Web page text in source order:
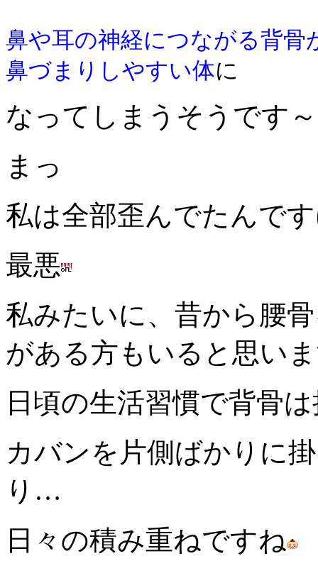
鼻や耳の神経につながる背
鼻づまりしやすい体に
なってしまうそうです～
まっ
私は全部歪んでたんで
最悪
私みたいに、昔から腰
がある方もいると思い
日頃の生活習慣で背骨
カバンを片側ばかりに
り…
日々の積み重ねですね